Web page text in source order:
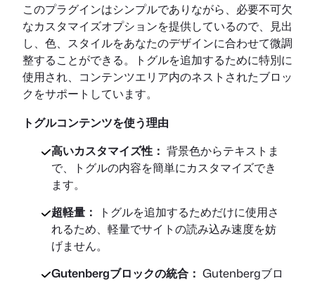
このプラグインはシンプルでありながら、必要不可欠
なカスタマイズオプションを提供しているので、見出
し、色、スタイルをあなたのデザインに合わせて微調
整することができる。トグルを追加するために特別に
使用され、コンテンツエリア内のネストされたブロッ
クをサポートしています。
トグルコンテンツを使う理由
高いカスタマイズ性： 背景色からテキストま
で、トグルの内容を簡単にカスタマイズでき
ます。
超軽量：
トグルを追加するためだけに使用さ
れるため、軽量でサイトの読み込み速度を妨
げません。
Gutenbergブロックの統合： Gutenbergブロ